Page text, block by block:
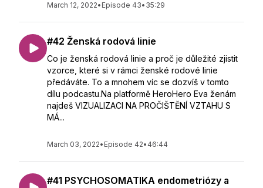
March 12, 2022• Episode 43• 35:29
#42 Ženská rodová linie
Co je ženská rodová linie a proč je důležité zjistit
vzorce, které si v rámci ženské rodové linie
předáváte. To a mnohem víc se dozvíš v tomto
dílu podcastu.Na platformě HeroHero Eva ženám
najdeš VIZUALIZACI NA PROČIŠTĚNÍ VZTAHU S
MÁ...
March 03, 2022• Episode 42• 46:44
#41 PSYCHOSOMATIKA endometriózy a